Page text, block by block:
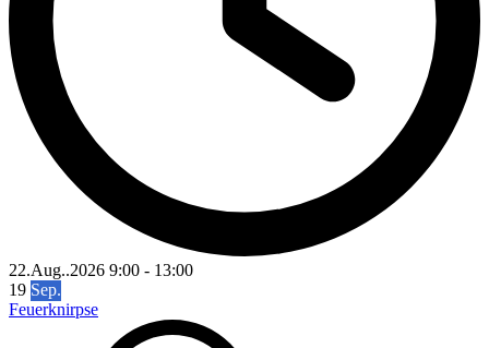
22.Aug..2026 9:00 - 13:00
19 Sep.
Feuerknirpse